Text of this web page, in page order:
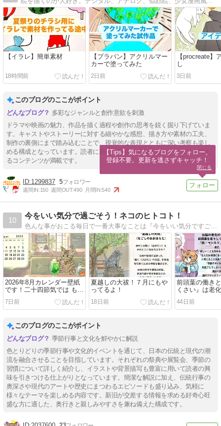
【イラレ】簡単素材
18時間前
【プラバン】アクリルマー
カーで塗ってみた
2日前
【procreate】
し
3日前
このブログのここがポイント
多彩なジャンルと創作意欲を刺激
ドラマや映画の魅力、作品を描く過程や創作の思考を鋭く掘り下げていま
す。キャストやストーリーに対する細やかな感想、描き方や素材の工夫、
制作の裏側にまで踏み込むことで、視覚的な表現とともに深い考察も楽し
める構成となっています。読者に新しい視点やインスピレーションを与え
るコンテンツが満載です。
1299837 5
週間IN:150 週間OUT:490 月間IN:540
10
今をいい気分で過ごそう！ネコのヒトコト！
色んな事がおこる毎日で一番大事なことは『今をいい気分ですごすこと！』と気が付きました！読んだ本やトピックスから気になったワードを取り上げてニャンコのイラストと共に書いています。自分の楽しい！を見つけてね。
2026年8月カレンダー壁紙
です！二十四節気では もう
秋！？
7日前
夏越しの大祓！７月にもや
ってるよ！
18日前
前頭葉の働き
くさい』は老
44日前
このブログのここがポイント
季節行事と文化を鮮やかに解説
色とりどりの季節行事や文化的イベントを通じて、日本の伝統と現代の潮
流を融合させることを目指しています。それぞれの祭典や展覧会、季節の
習慣について詳しく紹介し、イラストや背景描写も豊富に用いて読者の興
味を引きつける仕上がりとなっています。簡潔な解説に加え、伝統行事の
奥深さや現代のアートや歴史にまつわるエピソードも盛り込み、気軽に
様々なテーマを楽しめる内容です。新旧が交差する情報を求める好奇心旺
盛な方に適した、奥行きと親しみやすさを兼ね備えた構成です。
【Tips】気になるブログをフォロー。
登録不要。更新を逃さずキャッチ！
閉じる